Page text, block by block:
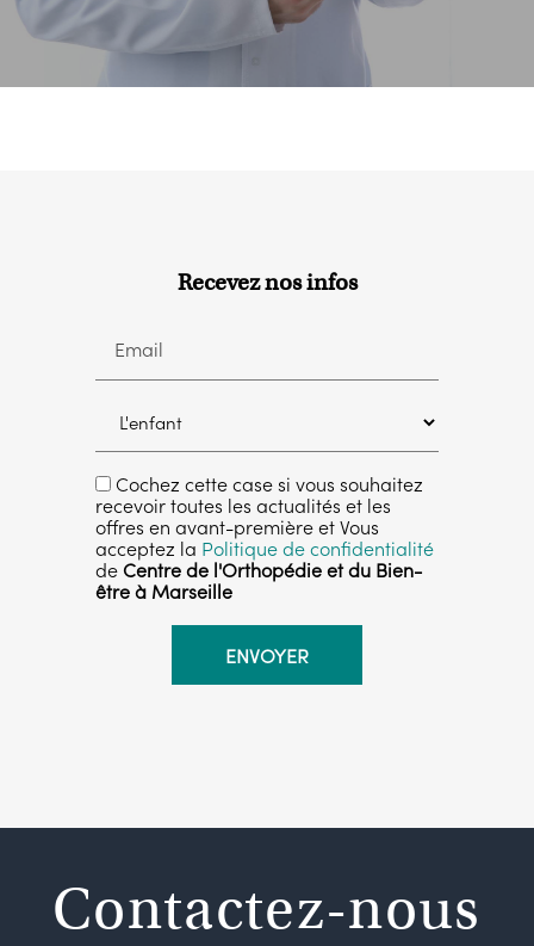
Recevez nos infos
Email
Cochez cette case si vous souhaitez
recevoir toutes les actualités et les
offres en avant-première et Vous
acceptez la Politique de confidentialité
deCentre de l'Orthopédie et du Bien-
être à Marseille
Contactez-nous